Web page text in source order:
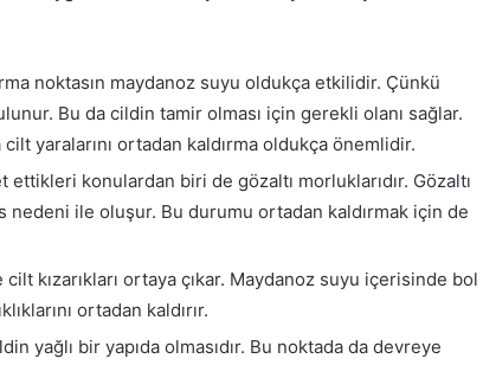
noktasın maydanoz suyu oldukça etkilidir. Çünkü
Bu da cildin tamir olması için gerekli olanı sağlar.
cilt yaralarını ortadan kaldırma oldukça önemlidir.
ettikleri konulardan biri de gözaltı morluklarıdır. Gözaltı
ile oluşur. Bu durumu ortadan kaldırmak için de
kızarıkları ortaya çıkar. Maydanoz suyu içerisinde bol
ortadan kaldırır.
yağlı bir yapıda olmasıdır. Bu noktada da devreye